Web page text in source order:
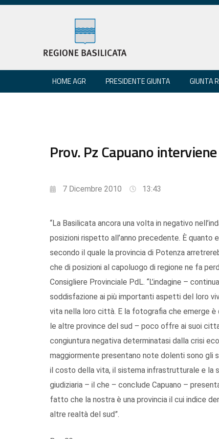
HOME AGR PRESIDENTE GIUNTA GIUNTA
Prov. Pz Capuano
7 Dicembre 2010 13:43
“La Basilicata ancora una volta in negativo
posizioni rispetto all’anno precedente. È quanto
secondo il quale la provincia di Potenza
che di posizioni al capoluogo di regione ne fa
Consigliere Provinciale PdL. “L’indagine –
soddisfazione ai più importanti aspetti del loro
vita nella loro città. E la fotografia che emerge è
le altre province del sud – poco offre ai suoi
congiuntura negativa determinatasi dalla crisi
maggiormente presentano note dolenti sono gli
il costo della vita, il sistema infrastrutturale e la
giudiziaria – il che – conclude Capuano –
fatto che la nostra è una provincia il cui indice
altre realtà del sud”.